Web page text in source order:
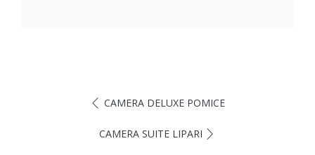
CAMERA DELUXE POMICE
CAMERA SUITE LIPARI